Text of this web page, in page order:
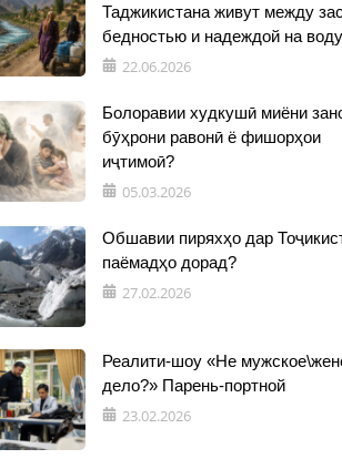
Таджикистана живут между
бедностью и надеждой на воду
22.06.2026
Болоравии худкушӣ миёни
бӯҳрони равонӣ ё фишорҳои
иҷтимоӣ?
05.03.2026
Обшавии пиряхҳо дар
паёмадҳо дорад?
27.02.2026
Реалити-шоу «Не
дело?» Парень-портной
23.02.2026